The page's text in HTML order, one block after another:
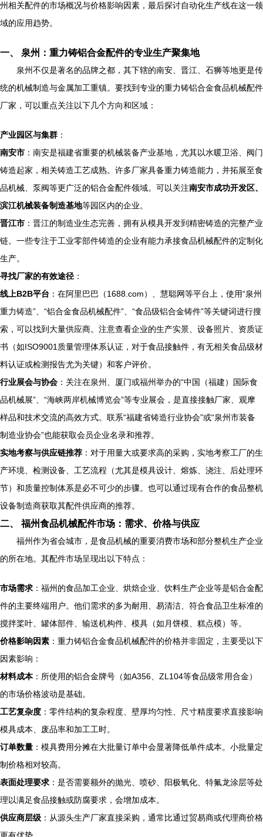
州相关配件的市场概况与价格影响因素，最后探讨自动化生产线在这一领
域的应用趋势。
一、 泉州：重力铸铝合金配件的专业生产聚集地
泉州不仅是著名的品牌之都，其下辖的南安、晋江、石狮等地更是传
统的机械制造与金属加工重镇。要找到专业的重力铸铝合金食品机械配件
厂家，可以重点关注以下几个方向和区域：
产业园区与集群 ：
南安市 ：南安是福建省重要的机械装备产业基地，尤其以水暖卫浴、阀门
铸造起家，相关铸造工艺成熟。许多厂家具备重力铸造能力，并拓展至食
品机械、泵阀等更广泛的铝合金配件领域。可以关注南安市成功开发区、
滨江机械装备制造基地等园区内的企业。
晋江市 ：晋江的制造业生态完善，拥有从模具开发到精密铸造的完整产业
链。一些专注于工业零部件铸造的企业有能力承接食品机械配件的定制化
生产。
寻找厂家的有效途径 ：
线上B2B平台 ：在阿里巴巴（1688.com）、慧聪网等平台上，使用“泉州
重力铸造”、“铝合金食品机械配件”、“食品级铝合金铸件”等关键词进行搜
索，可以找到大量供应商。注意查看企业的生产实景、设备照片、资质证
书（如ISO9001质量管理体系认证，对于食品接触件，有无相关食品级材
料认证或检测报告尤为关键）和客户评价。
行业展会与协会 ：关注在泉州、厦门或福州举办的“中国（福建）国际食
品机械展”、“海峡两岸机械博览会”等专业展会，是直接接触厂家、观摩
样品和技术交流的高效方式。联系“福建省铸造行业协会”或“泉州市装备
制造业协会”也能获取会员企业名录和推荐。
实地考察与供应链推荐 ：对于用量大或要求高的采购，实地考察工厂的生
产环境、检测设备、工艺流程（尤其是模具设计、熔炼、浇注、后处理环
节）和质量控制体系是必不可少的步骤。也可以通过现有合作的食品整机
设备制造商获取其配件供应商的推荐。
二、 福州食品机械配件市场：需求、价格与供应
福州作为省会城市，是食品机械的重要消费市场和部分整机生产企业
的所在地。其配件市场呈现出以下特点：
市场需求 ：福州的食品加工企业、烘焙企业、饮料生产企业等是铝合金配
件的主要终端用户。他们需求的多为耐用、易清洁、符合食品卫生标准的
搅拌桨叶、罐体部件、输送机构件、模具（如月饼模、糕点模）等。
价格影响因素 ：重力铸铝合金食品机械配件的价格并非固定，主要受以下
因素影响：
材料成本：所使用的铝合金牌号（如A356、ZL104等食品级常用合金）
的市场价格波动是基础。
工艺复杂度 ：零件结构的复杂程度、壁厚均匀性、尺寸精度要求直接影响
模具成本、废品率和加工工时。
订单数量 ：模具费用分摊在大批量订单中会显著降低单件成本。小批量定
制价格相对较高。
表面处理要求 ：是否需要额外的抛光、喷砂、阳极氧化、特氟龙涂层等处
理以满足食品接触或防腐要求，会增加成本。
供应商层级 ：从源头生产厂家直接采购，通常比通过贸易商或代理商价格